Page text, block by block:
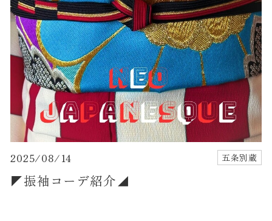
2025/08/14 五条別蔵
◤振袖コーデ紹介◢